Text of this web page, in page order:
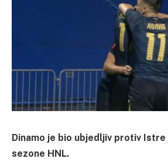
Dinamo je bio ubjedljiv protiv Istre
sezone HNL.